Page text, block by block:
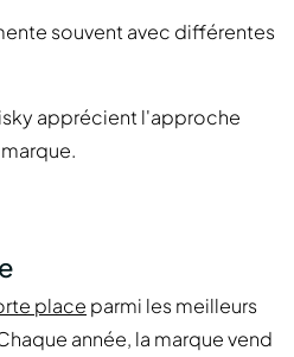
souvent avec différentes
apprécient l'approche
place parmi les meilleurs
année, la marque vend